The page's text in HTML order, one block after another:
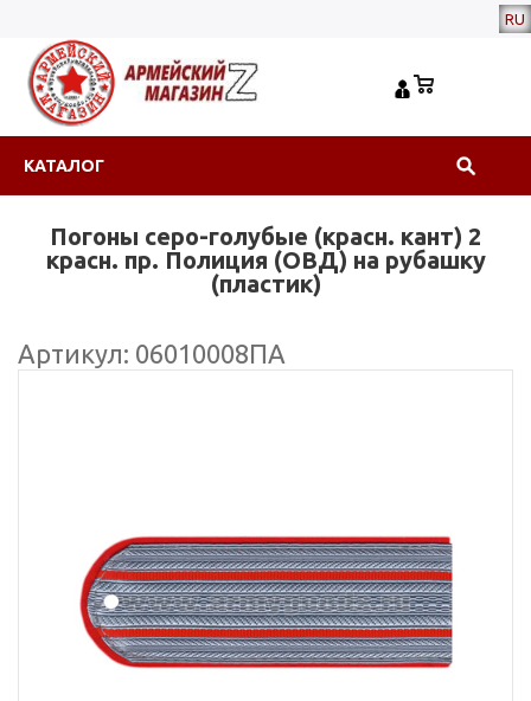
RU
КАТАЛОГ
Погоны серо-голубые (красн. кант) 2
красн. пр. Полиция (ОВД) на рубашку
(пластик)
Артикул: 06010008ПА